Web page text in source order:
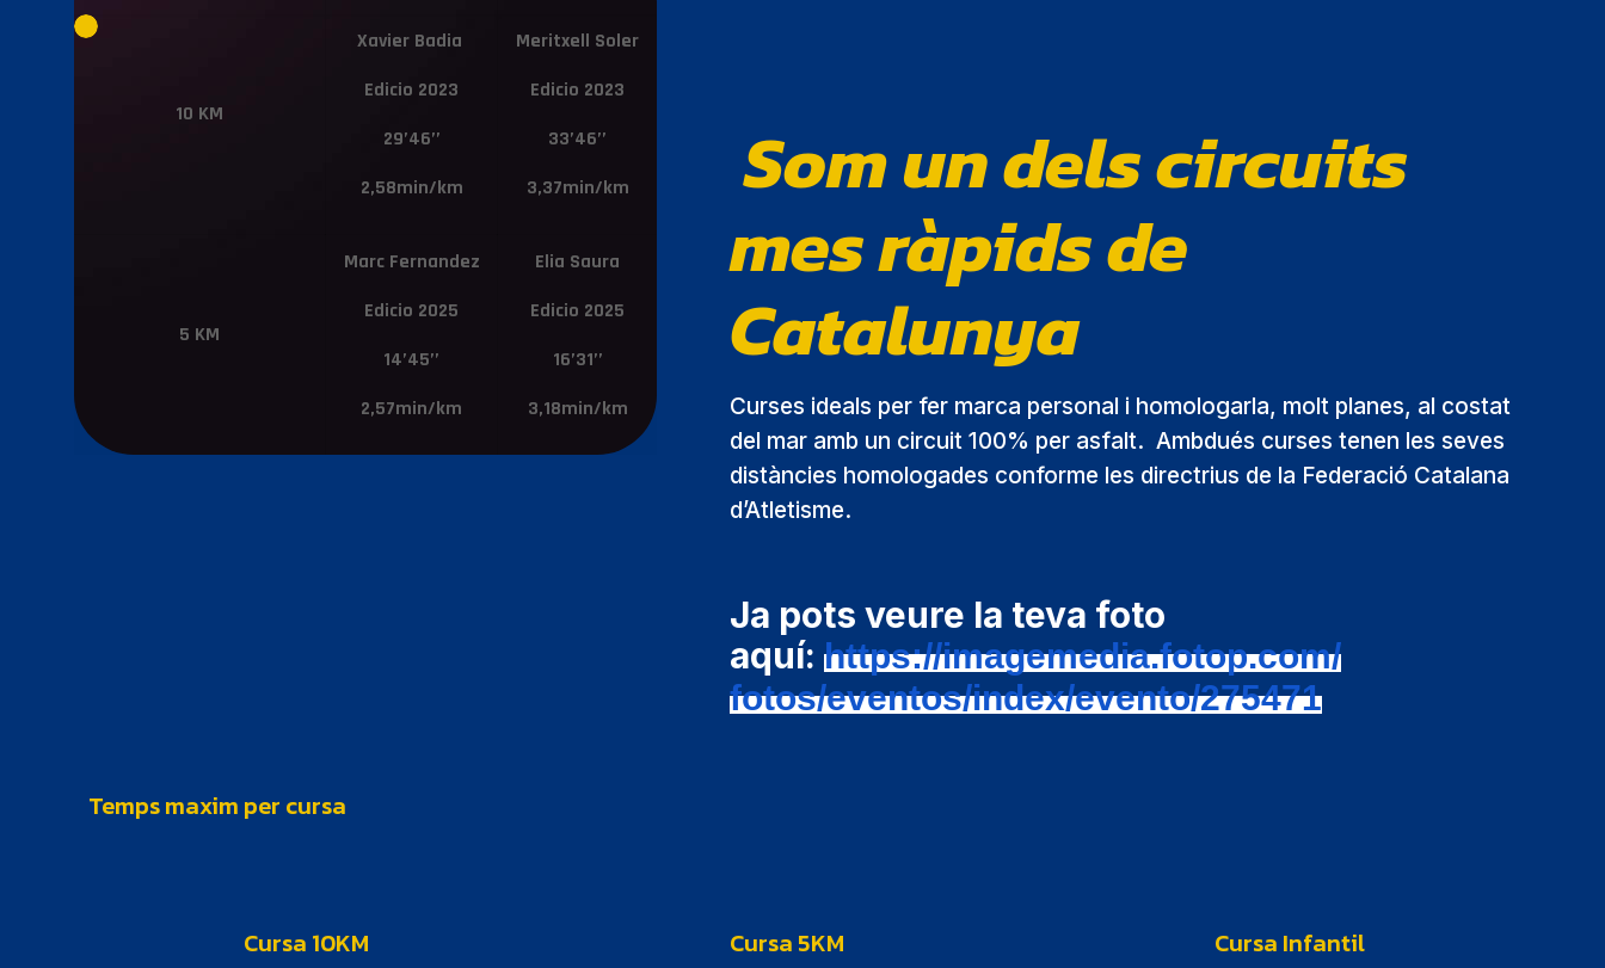
10 KM
Xavier Badia
Edicio 2023
29’46’’
2,58min/km
Meritxell Soler
Edicio 2023
33’46’’
3,37min/km
5 KM
Marc Fernandez
Edicio 2025
14’45’’
2,57min/km
Elia Saura
Edicio 2025
16’31’’
3,18min/km
Som un dels circuits
mes ràpids de
Catalunya
Curses ideals per fer marca personal i homologarla, molt planes, al costat
del mar amb un circuit 100% per asfalt. Ambdués curses tenen les seves
distàncies homologades conforme les directrius de la Federació Catalana
d’Atletisme.
Ja pots veure la teva foto
aquí: https://imagemedia.fotop.com/
fotos/eventos/index/evento/275471
Temps maxim per cursa
Cursa 10KM Cursa 5KM Cursa Infantil